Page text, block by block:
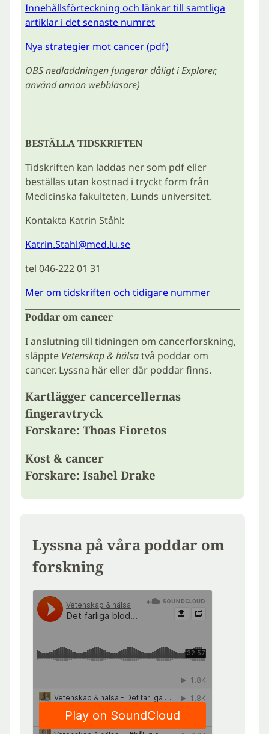
Innehållsförteckning och länkar till samtliga
artiklar i det senaste numret
Nya strategier mot cancer (pdf)
OBS nedladdningen fungerar dåligt i Explorer,
använd annan webbläsare)
BESTÄLLA TIDSKRIFTEN
Tidskriften kan laddas ner som pdf eller
beställas utan kostnad i tryckt form från
Medicinska fakulteten, Lunds universitet.
Kontakta Katrin Ståhl:
Katrin.Stahl@med.lu.se
tel 046-222 01 31
Mer om tidskriften och tidigare nummer
Poddar om cancer
I anslutning till tidningen om cancerforskning,
släppte Vetenskap & hälsatvå poddar om
cancer. Lyssna här eller där poddar finns.
Kartlägger cancercellernas
fingeravtryck
Forskare: Thoas Fioretos
Kost & cancer
Forskare: Isabel Drake
Lyssna på våra poddar om
forskning